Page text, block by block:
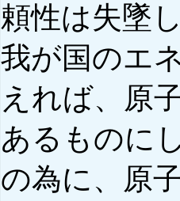
頼性は失墜
我が国のエ
えれば、原
あるものに
の為に、原